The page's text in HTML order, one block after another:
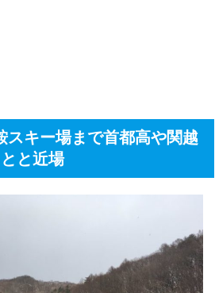
スキー場まで首都高や関越
と近場